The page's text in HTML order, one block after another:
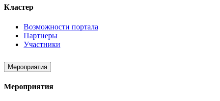
Кластер
Возможности портала
Партнеры
Участники
Мероприятия
Мероприятия